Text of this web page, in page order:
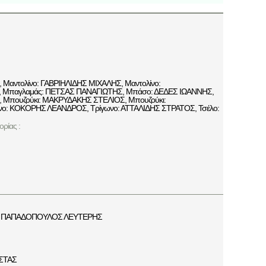
ΓΑΒΡΙΗΛΙΔΗΣ ΜΙΧΑΛΗΣ, Μαντολίνο:
ΠΕΤΣΑΣ ΠΑΝΑΓΙΩΤΗΣ, Μπάσο: ΔΕΔΕΣ ΙΩΑΝΝΗΣ,
ΜΑΚΡΥΔΑΚΗΣ ΣΤΕΛΙΟΣ, Μπουζούκι:
ΛΕΑΝΔΡΟΣ, Τρίγωνο: ΑΤΤΑΛΙΔΗΣ ΣΤΡΑΤΟΣ, Τσέλο:
:
ΠΑΠΑΔΟΠΟΥΛΟΣ ΛΕΥΤΕΡΗΣ